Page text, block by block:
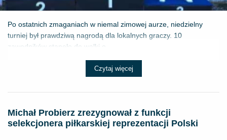
Po ostatnich zmaganiach w niemal zimowej aurze, niedzielny
turniej był prawdziwą nagrodą dla lokalnych graczy. 10
zawodników stanęło do walki o ...
Czytaj więcej
Michał Probierz zrezygnował z funkcji
selekcjonera piłkarskiej reprezentacji Polski